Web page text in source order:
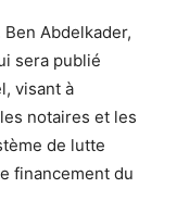
Abdelkader,
sera publié
visant à
notaires et les
de lutte
financement du